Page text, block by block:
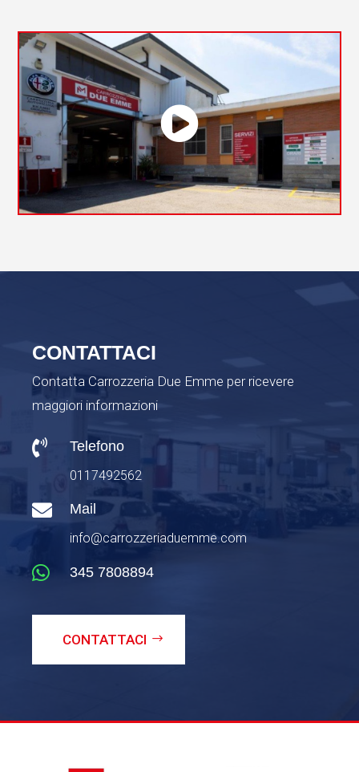
CONTATTACI
Contatta Carrozzeria Due Emme per ricevere
maggiori informazioni
 Telefono
0117492562
 Mail
info@carrozzeriaduemme.com
 345 7808894
CONTATTACI